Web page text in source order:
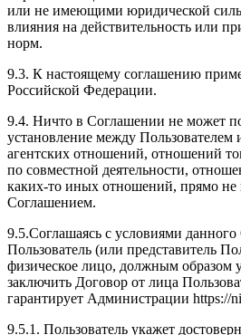
или не имеющими юридической
влияния на действительность или
норм.
9.3. К настоящему соглашению
Российской Федерации.
9.4. Ничто в Соглашении не может
установление между
агентских отношений, отношений
по совместной деятельности,
каких-то иных отношений, прямо не
Соглашением.
9.5.Соглашаясь с условиями
Пользователь (или представитель
физическое лицо, должным образом
заключить Договор от лица
гарантирует Администрации https://
9.5.1. Пользователь укажет